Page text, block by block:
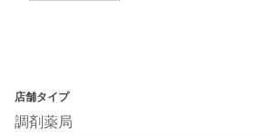
店舗タイプ
調剤薬局